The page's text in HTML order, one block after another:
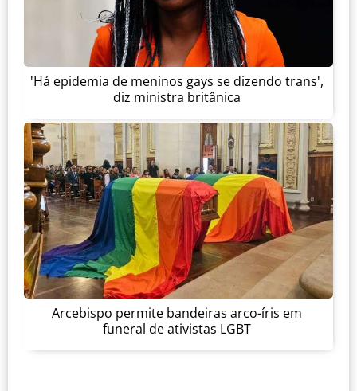
'Há epidemia de meninos gays se dizendo trans',
diz ministra britânica
Arcebispo permite bandeiras arco-íris em
funeral de ativistas LGBT